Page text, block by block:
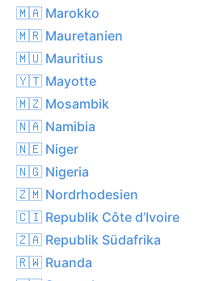
🇲🇦 Marokko
🇲🇷 Mauretanien
🇲🇺 Mauritius
🇾🇹 Mayotte
🇲🇿 Mosambik
🇳🇦 Namibia
🇳🇪 Niger
🇳🇬 Nigeria
🇿🇲 Nordrhodesien
🇨🇮 Republik Côte d’Ivoire
🇿🇦 Republik Südafrika
🇷🇼 Ruanda